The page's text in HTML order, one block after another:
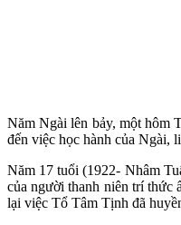
Năm Ngài lên bảy, một hôm
đến việc học hành của Ngài,
Năm 17 tuổi (1922- Nhâm
của người thanh niên trí thức
lại việc Tổ Tâm Tịnh đã